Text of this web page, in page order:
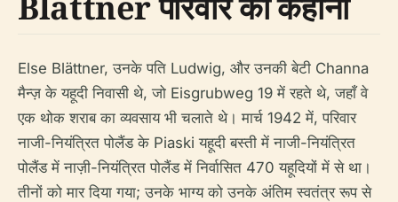
Else Blättner, उनके पति Ludwig, और उनकी बेटी Channa
मैन्ज़ के यहूदी निवासी थे, जो Eisgrubweg 19 में रहते थे, जहाँ वे
एक थोक शराब का व्यवसाय भी चलाते थे। मार्च 1942 में, परिवार
नाजी-नियंत्रित पोलैंड के Piaski यहूदी बस्ती में नाजी-नियंत्रित
पोलैंड में नाज़ी-नियंत्रित पोलैंड में निर्वासित 470 यहूदियों में से था।
तीनों को मार दिया गया; उनके भाग्य को उनके अंतिम स्वतंत्र रूप से